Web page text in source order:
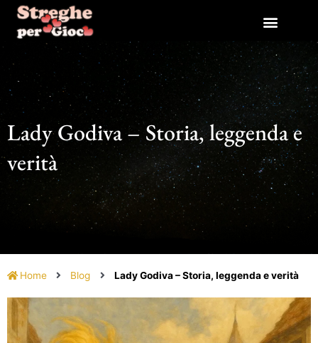
contenuto
Lady Godiva – Storia, leggenda e
verità
Home Blog Lady Godiva – Storia, leggenda e verità